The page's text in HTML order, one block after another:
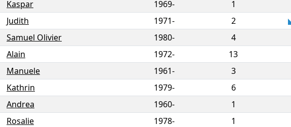
Kaspar 1969-
1
Judith 1971-
2
Samuel Olivier 1980-
4
Alain 1972-
13
Manuele 1961-
3
Kathrin 1979-
6
Andrea 1960-
1
Rosalie 1978-
1